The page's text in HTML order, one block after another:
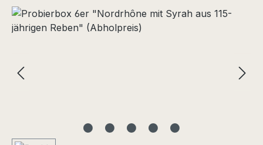
Bildergalerie überspringen